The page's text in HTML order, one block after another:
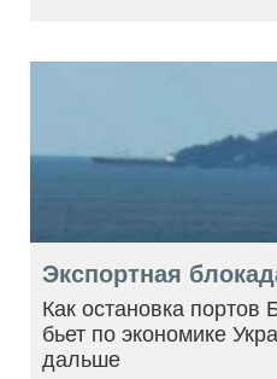
Экспортная
Как остановка
бьет по экономике
дальше